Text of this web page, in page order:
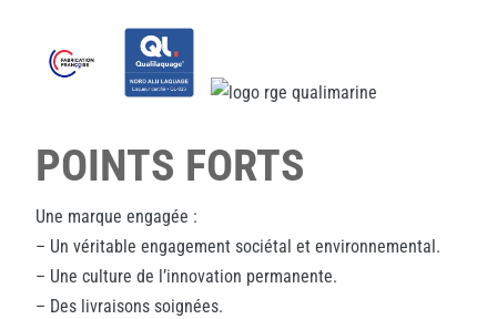
POINTS FORTS
Une marque engagée :
– Un véritable engagement sociétal et environnemental.
– Une culture de l’innovation permanente.
– Des livraisons soignées.